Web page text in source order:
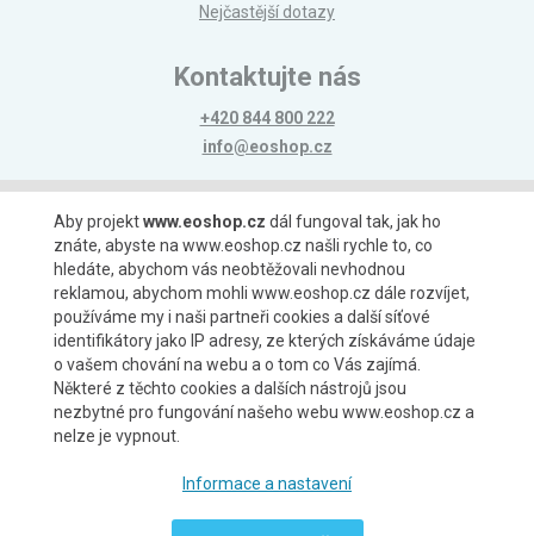
Nejčastější dotazy
Kontaktujte nás
+420 844 800 222
info@eoshop.cz
Možnosti platby
Možnosti dopravy
Aby projektwww.eoshop.cz dál fungoval tak, jak ho
znáte, abyste na www.eoshop.cz našli rychle to, co
hledáte, abychom vás neobtěžovali nevhodnou
reklamou, abychom mohli www.eoshop.cz dále rozvíjet,
používáme my i naši partneři cookies a další síťové
identifikátory jako IP adresy, ze kterých získáváme údaje
o vašem chování na webu a o tom co Vás zajímá.
Některé z těchto cookies a dalších nástrojů jsou
nezbytné pro fungování našeho webu www.eoshop.cz a
nelze je vypnout.
Informace a nastavení